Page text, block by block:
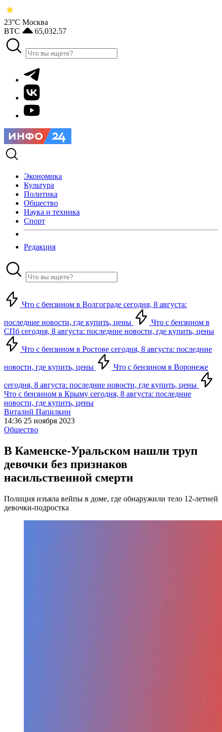
23°С Москва
BTC
65,032.57
Экономика
Культура
Политика
Общество
Наука и техника
Спорт
Редакция
Что с бензином в Волгограде сегодня, 8 августа:
последние новости, где купить, цены
Что с бензином в
СПб сегодня, 8 августа: последние новости, где купить, цены
Что с бензином в Ростове сегодня, 8 августа: последние
новости, где купить, цены Что с бензином в Воронеже
сегодня, 8 августа: последние новости, где купить, цены
Что с бензином в Крыму сегодня, 8 августа: последние
новости, где купить, цены
Виталий Папилкин
14:36 25 ноября 2023
Общество
В Каменске-Уральском нашли труп
девочки без признаков
насильственной смерти
Полиция изъяла вейпы в доме, где обнаружили тело 12-летней
девочки-подростка